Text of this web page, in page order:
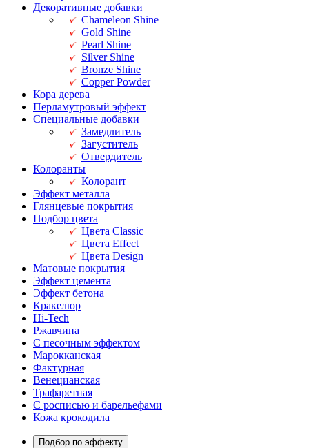
Декоративные добавки
Chameleon Shine
Gold Shine
Pearl Shine
Silver Shine
Bronze Shine
Copper Powder
Кора дерева
Перламутровый эффект
Специальные добавки
Замедлитель
Загуститель
Отвердитель
Колоранты
Колорант
Эффект металла
Глянцевые покрытия
Подбор цвета
Цвета Classic
Цвета Effect
Цвета Design
Матовые покрытия
Эффект цемента
Эффект бетона
Кракелюр
Hi-Tech
Ржавчина
С песочным эффектом
Марокканская
Фактурная
Венецианская
Трафаретная
С росписью и барельефами
Кожа крокодила
Подбор по эффекту